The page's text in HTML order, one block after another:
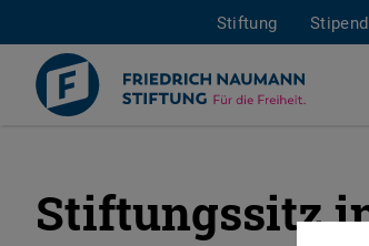
Direkt
zum
Stiftung
Stiftungssitz